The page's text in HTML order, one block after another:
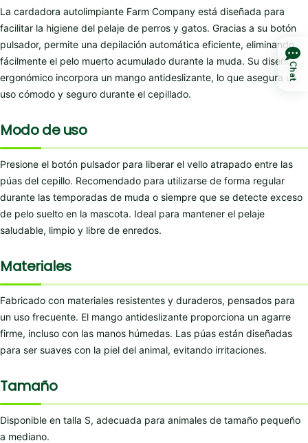
La cardadora autolimpiante Farm Company está diseñada para
facilitar la higiene del pelaje de perros y gatos. Gracias a su botón
pulsador, permite una depilación automática eficiente, eliminando
fácilmente el pelo muerto acumulado durante la muda. Su diseño
ergonómico incorpora un mango antideslizante, lo que asegura un
uso cómodo y seguro durante el cepillado.
Modo de uso
Presione el botón pulsador para liberar el vello atrapado entre las
púas del cepillo. Recomendado para utilizarse de forma regular
durante las temporadas de muda o siempre que se detecte exceso
de pelo suelto en la mascota. Ideal para mantener el pelaje
saludable, limpio y libre de enredos.
Materiales
Fabricado con materiales resistentes y duraderos, pensados para
un uso frecuente. El mango antideslizante proporciona un agarre
firme, incluso con las manos húmedas. Las púas están diseñadas
para ser suaves con la piel del animal, evitando irritaciones.
Tamaño
Disponible en talla S, adecuada para animales de tamaño pequeño
a mediano.
Chat